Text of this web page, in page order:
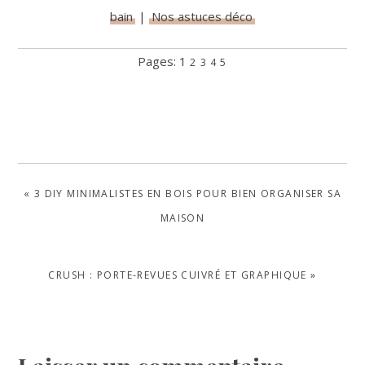
bain | Nos astuces déco
Pages: Page
1 PAGE
2 PAGE
3 PAGE
4 PAGE
5
PREVIOUS
« 3 DIY MINIMALISTES EN BOIS POUR BIEN ORGANISER SA
MAISON
NEXT
CRUSH : PORTE-REVUES CUIVRÉ ET GRAPHIQUE »